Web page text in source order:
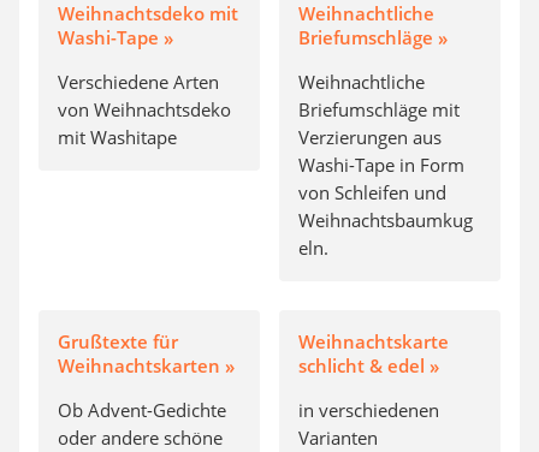
Weihnachtsdeko mit
Washi-Tape »
Verschiedene Arten
von Weihnachtsdeko
mit Washitape
Weihnachtliche
Briefumschläge »
Weihnachtliche
Briefumschläge mit
Verzierungen aus
Washi-Tape in Form
von Schleifen und
Weihnachtsbaumkug
eln.
Grußtexte für
Weihnachtskarten »
Ob Advent-Gedichte
oder andere schöne
Weihnachtskarte
schlicht & edel »
in verschiedenen
Varianten